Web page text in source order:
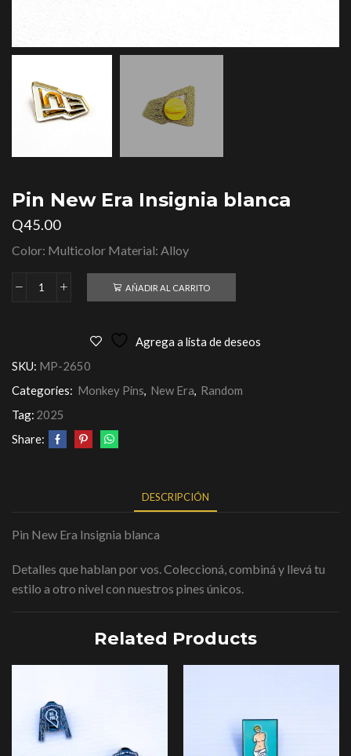
Pin New Era Insignia blanca
Q45.00
Color: Multicolor Material: Alloy
AÑADIR AL CARRITO
Agrega a lista de deseos
SKU: MP-2650
Categories: Monkey Pins, New Era, Random
Tag: 2025
Share:
DESCRIPCIÓN
Pin New Era Insignia blanca
Detalles que hablan por vos. Coleccioná, combiná y llevá tu
estilo a otro nivel con nuestros pines únicos.
Related Products